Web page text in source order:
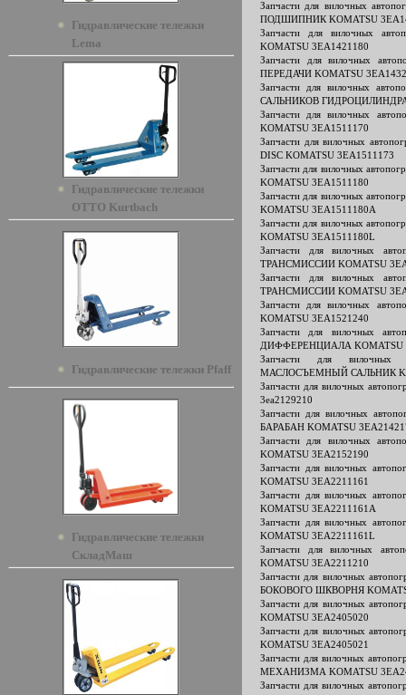
Гидравлические тележки
Lema
Гидравлические тележки
OTTO Kurtbach
Гидравлические тележки Pfaff
Гидравлические тележки
СкладМаш
Запчасти для вилочных
ПОДШИПНИК KOMATSU
Запчасти для вилочных
KOMATSU 3EA1421180
Запчасти для вилочных
ПЕРЕДАЧИ KOMATSU
Запчасти для вилочных
САЛЬНИКОВ ГИДРОЦИЛИНДРА
Запчасти для вилочных
KOMATSU 3EA1511170
Запчасти для вилочных
DISC KOMATSU 3EA1511173
Запчасти для вилочных
KOMATSU 3EA1511180
Запчасти для вилочных
KOMATSU 3EA1511180A
Запчасти для вилочных
KOMATSU 3EA1511180L
Запчасти для вилочных
ТРАНСМИССИИ KOMATSU
Запчасти для вилочных
ТРАНСМИССИИ KOMATSU
Запчасти для вилочных
KOMATSU 3EA1521240
Запчасти для вилочных
ДИФФЕРЕНЦИАЛА KOMATSU
Запчасти для вилочных
МАСЛОСЪЕМНЫЙ САЛЬНИК
Запчасти для вилочных
3ea2129210
Запчасти для вилочных
БАРАБАН KOMATSU
Запчасти для вилочных
KOMATSU 3EA2152190
Запчасти для вилочных
KOMATSU 3EA2211161
Запчасти для вилочных
KOMATSU 3EA2211161A
Запчасти для вилочных
KOMATSU 3EA2211161L
Запчасти для вилочных
KOMATSU 3EA2211210
Запчасти для вилочных
БОКОВОГО ШКВОРНЯ
Запчасти для вилочных
KOMATSU 3EA2405020
Запчасти для вилочных
KOMATSU 3EA2405021
Запчасти для вилочных
МЕХАНИЗМА KOMATSU
Запчасти для вилочных